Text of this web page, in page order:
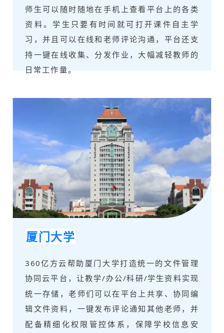
师生可以随时随地在手机上查看平台上的各类
资料。学生只要有时间就可打开课件自主学
习，并且可以在线和老师评论沟通，平台还支
持一键在线收集、分发作业，大幅减轻教师的
日常工作量。
厦门大学
360亿方云帮助厦门大学打造统一的文件管理
协同云平台，让教学/办公/科研/学生资料实现
统一存储，老师们可以在平台上共享、协同编
辑文件资料，一键发布评论通知其他老师，并
配备精细化权限管控体系，保障学校信息安